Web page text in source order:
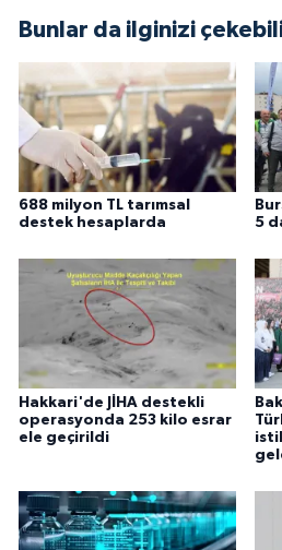
Bunlar da ilginizi
688 milyon TL tarımsal
destek hesaplarda
5
Hakkari'de JİHA destekli
operasyonda 253 kilo esrar
ele geçirildi